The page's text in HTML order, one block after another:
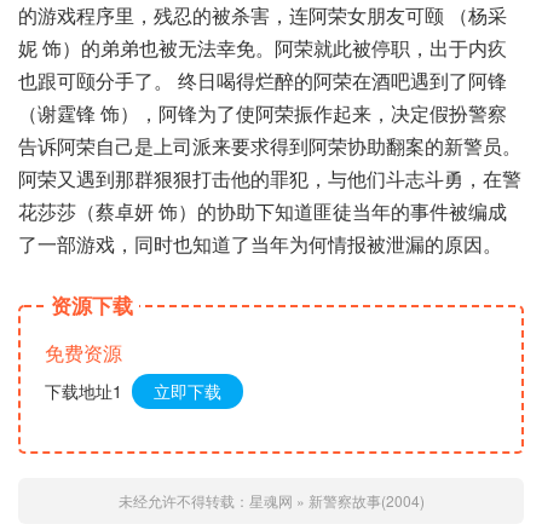
的游戏程序里，残忍的被杀害，连阿荣女朋友可颐 （杨采
妮 饰）的弟弟也被无法幸免。阿荣就此被停职，出于内疚
也跟可颐分手了。 终日喝得烂醉的阿荣在酒吧遇到了阿锋
（谢霆锋 饰），阿锋为了使阿荣振作起来，决定假扮警察
告诉阿荣自己是上司派来要求得到阿荣协助翻案的新警员。
阿荣又遇到那群狠狠打击他的罪犯，与他们斗志斗勇，在警
花莎莎（蔡卓妍 饰）的协助下知道匪徒当年的事件被编成
了一部游戏，同时也知道了当年为何情报被泄漏的原因。
资源下载
免费资源
下载地址1 立即下载
未经允许不得转载： 星魂网 » 新警察故事(2004)